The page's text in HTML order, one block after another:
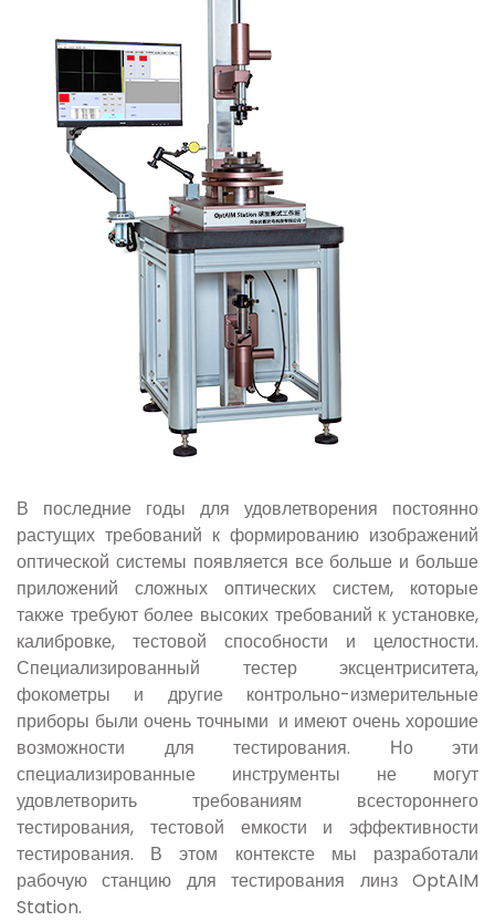
В последние годы для удовлетворения постоянно
растущих требований к формированию изображений
оптической системы появляется все больше и больше
приложений сложных оптических систем, которые
также требуют более высоких требований к установке,
калибровке, тестовой способности и целостности.
Специализированный тестер эксцентриситета,
фокометры и другие контрольно-измерительные
приборы были очень точными и имеют очень хорошие
возможности для тестирования. Но эти
специализированные инструменты не могут
удовлетворить требованиям всестороннего
тестирования, тестовой емкости и эффективности
тестирования. В этом контексте мы разработали
рабочую станцию ​​для тестирования линз OptAIM
Station.